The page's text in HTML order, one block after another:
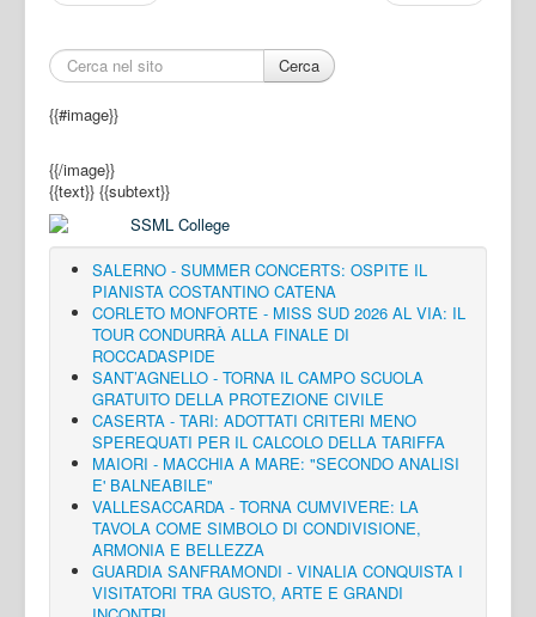
Cerca
{{#image}}
{{/image}}
{{text}} {{subtext}}
SALERNO - SUMMER CONCERTS: OSPITE IL
PIANISTA COSTANTINO CATENA
CORLETO MONFORTE - MISS SUD 2026 AL VIA: IL
TOUR CONDURRÀ ALLA FINALE DI
ROCCADASPIDE
SANT’AGNELLO - TORNA IL CAMPO SCUOLA
GRATUITO DELLA PROTEZIONE CIVILE
CASERTA - TARI: ADOTTATI CRITERI MENO
SPEREQUATI PER IL CALCOLO DELLA TARIFFA
MAIORI - MACCHIA A MARE: "SECONDO ANALISI
E' BALNEABILE"
VALLESACCARDA - TORNA CUMVIVERE: LA
TAVOLA COME SIMBOLO DI CONDIVISIONE,
ARMONIA E BELLEZZA
GUARDIA SANFRAMONDI - VINALIA CONQUISTA I
VISITATORI TRA GUSTO, ARTE E GRANDI